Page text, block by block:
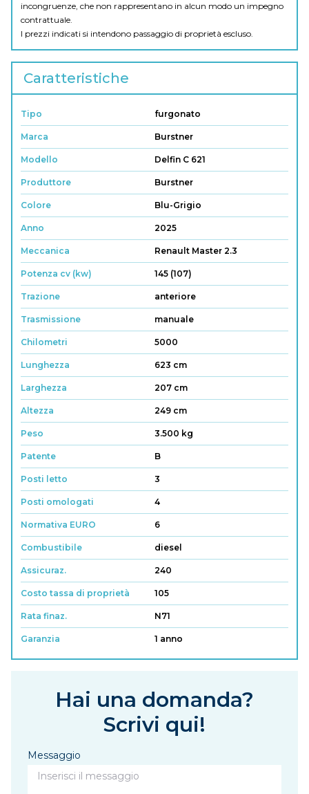
incongruenze, che non rappresentano in alcun modo un impegno
contrattuale.
I prezzi indicati si intendono passaggio di proprietà escluso.
Caratteristiche
Tipo furgonato
Marca Burstner
Modello Delfin C 621
Produttore Burstner
Colore Blu-Grigio
Anno 2025
Meccanica Renault Master 2.3
Potenza cv (kw) 145 (107)
Trazione anteriore
Trasmissione manuale
Chilometri 5000
Lunghezza 623 cm
Larghezza 207 cm
Altezza 249 cm
Peso 3.500 kg
Patente B
Posti letto 3
Posti omologati 4
Normativa EURO 6
Combustibile diesel
Assicuraz. 240
Costo tassa di proprietà 105
Rata finaz. N71
Garanzia 1 anno
Hai una domanda?
Scrivi qui!
Messaggio